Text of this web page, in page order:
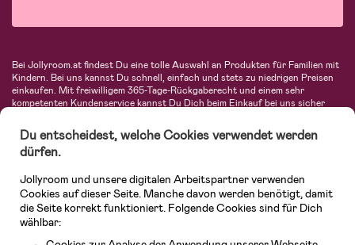
Bei Jollyroom.at findest Du eine tolle Auswahl an Produkten für Familien mit
Kindern. Bei uns kannst Du schnell, einfach und stets zu niedrigen Preisen
einkaufen. Mit freiwilligem 365-Tage-Rückgaberecht und einem sehr
kompetenten Kundenservice kannst Du Dich beim Einkauf bei uns sicher
Autositze, Kinder- und Babymode, Produkte für Mütter und eine Menge
fantastischer Einrichtungsgegenstände, Spielsachen, Babyprodukte und
vieles mehr. Wir haben Produkte von bekannten Herstellern wie Britax, Maxi-
Avent, Jack Wolfskin, Cybex, LEGO und vielen mehr. Schau Dich um in
unserem vielfältigen Onlineshop für Kinder & Babys. Willkommen!
Du entscheidest, welche Cookies verwendet werden
dürfen.
Jollyroom und unsere digitalen Arbeitspartner verwenden
Cookies auf dieser Seite. Manche davon werden benötigt, damit
die Seite korrekt funktioniert. Folgende Cookies sind für Dich
wählbar: